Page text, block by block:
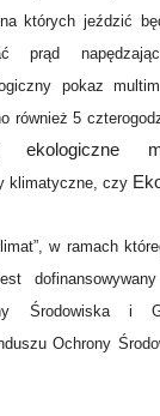
których jeździć
prąd
pokaz
również 5
ekologiczne
klimatyczne, czy
w ramach
Środowiska i
Ochrony